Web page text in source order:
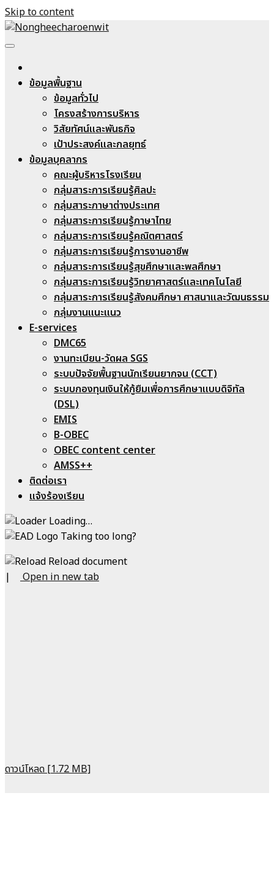
Skip to content
Nongheecharoenwit
ข้อมูลพื้นฐาน
ข้อมูลทั่วไป
โครงสร้างการบริหาร
วิสัยทัศน์และพันธกิจ
เป้าประสงค์และกลยุทธ์
ข้อมูลบุคลากร
คณะผู้บริหารโรงเรียน
กลุ่มสาระการเรียนรู้ศิลปะ
กลุ่มสาระภาษาต่างประเทศ
กลุ่มสาระการเรียนรู้ภาษาไทย
กลุ่มสาระการเรียนรู้คณิตศาสตร์
กลุ่มสาระการเรียนรู้การงานอาชีพ
กลุ่มสาระการเรียนรู้สุขศึกษาและพลศึกษา
กลุ่มสาระการเรียนรู้วิทยาศาสตร์และเทคโนโลยี
กลุ่มสาระการเรียนรู้สังคมศึกษา ศาสนาและวัฒนธรรม
กลุ่มงานแนะแนว
E-services
DMC65
งานทะเบียน-วัดผล SGS
ระบบปัจจัยพื้นฐานนักเรียนยากจน (CCT)
ระบบกองทุนเงินให้กู้ยืมเพื่อการศึกษาแบบดิจิทัล
(DSL)
EMIS
B-OBEC
OBEC content center
AMSS++
ติดต่อเรา
แจ้งร้องเรียน
Loading…
Taking too long?
Reload document
|
Open in new tab
ดาวน์โหลด [1.72 MB]